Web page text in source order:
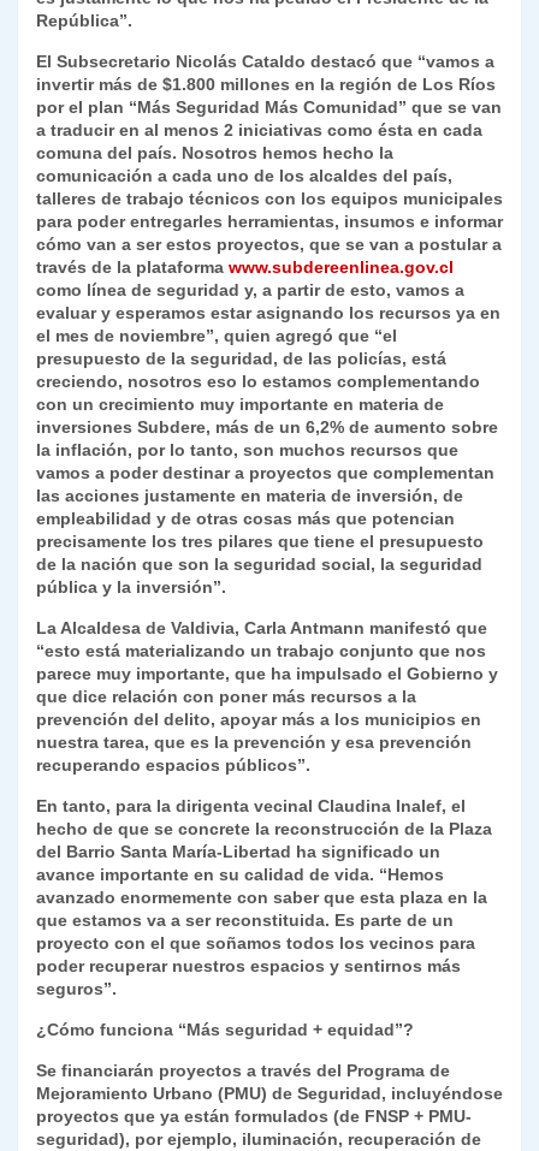
República”.
El Subsecretario Nicolás Cataldo destacó que “vamos a
invertir más de $1.800 millones en la región de Los Ríos
por el plan “Más Seguridad Más Comunidad” que se van
a traducir en al menos 2 iniciativas como ésta en cada
comuna del país. Nosotros hemos hecho la
comunicación a cada uno de los alcaldes del país,
talleres de trabajo técnicos con los equipos municipales
para poder entregarles herramientas, insumos e informar
cómo van a ser estos proyectos, que se van a postular a
través de la plataforma www.subdereenlinea.gov.cl
como línea de seguridad y, a partir de esto, vamos a
evaluar y esperamos estar asignando los recursos ya en
el mes de noviembre”, quien agregó que “el
presupuesto de la seguridad, de las policías, está
creciendo, nosotros eso lo estamos complementando
con un crecimiento muy importante en materia de
inversiones Subdere, más de un 6,2% de aumento sobre
la inflación, por lo tanto, son muchos recursos que
vamos a poder destinar a proyectos que complementan
las acciones justamente en materia de inversión, de
empleabilidad y de otras cosas más que potencian
precisamente los tres pilares que tiene el presupuesto
de la nación que son la seguridad social, la seguridad
pública y la inversión”.
La Alcaldesa de Valdivia, Carla Antmann manifestó que
“esto está materializando un trabajo conjunto que nos
parece muy importante, que ha impulsado el Gobierno y
que dice relación con poner más recursos a la
prevención del delito, apoyar más a los municipios en
nuestra tarea, que es la prevención y esa prevención
recuperando espacios públicos”.
En tanto, para la dirigenta vecinal Claudina Inalef, el
hecho de que se concrete la reconstrucción de la Plaza
del Barrio Santa María-Libertad ha significado un
avance importante en su calidad de vida. “Hemos
avanzado enormemente con saber que esta plaza en la
que estamos va a ser reconstituida. Es parte de un
proyecto con el que soñamos todos los vecinos para
poder recuperar nuestros espacios y sentirnos más
seguros”.
¿Cómo funciona “Más seguridad + equidad”?
Se financiarán proyectos a través del Programa de
Mejoramiento Urbano (PMU) de Seguridad, incluyéndose
proyectos que ya están formulados (de FNSP + PMU-
seguridad), por ejemplo, iluminación, recuperación de